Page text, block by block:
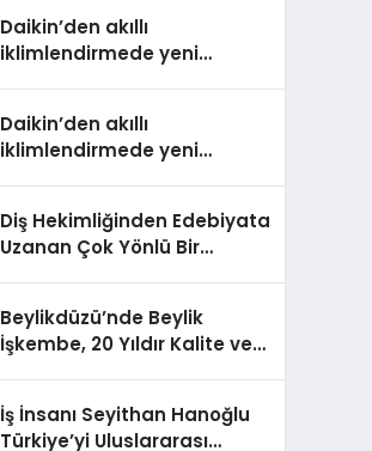
Daikin’den akıllı
iklimlendirmede yeni
Daikin’den akıllı
iklimlendirmede yeni
Diş Hekimliğinden Edebiyata
Uzanan Çok Yönlü Bir
Beylikdüzü’nde Beylik
İşkembe, 20 Yıldır Kalite ve
İş İnsanı Seyithan Hanoğlu
Türkiye’yi Uluslararası